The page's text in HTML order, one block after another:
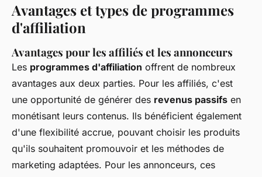
Avantages et types de programmes
d'affiliation
Avantages pour les affiliés et les annonceurs
Les programmes d'affiliation offrent de nombreux
avantages aux deux parties. Pour les affiliés, c'est
une opportunité de générer des revenus passifs en
monétisant leurs contenus. Ils bénéficient également
d'une flexibilité accrue, pouvant choisir les produits
qu'ils souhaitent promouvoir et les méthodes de
marketing adaptées. Pour les annonceurs, ces